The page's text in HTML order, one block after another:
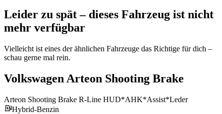
Leider zu spät – dieses Fahrzeug ist nicht
mehr verfügbar
Vielleicht ist eines der ähnlichen Fahrzeuge das Richtige für dich –
schau gerne mal rein.
Volkswagen Arteon Shooting Brake
Arteon Shooting Brake R-Line HUD*AHK*Assist*Leder
Hybrid-Benzin